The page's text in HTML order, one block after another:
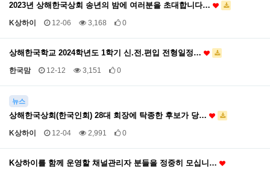
2023년 상해한국상회 송년의 밤에 여러분을 초대합니다…
K상하이 12-06 3,168 0
상해한국학교 2024학년도 1학기 신.전.편입 전형일정…
한국맘 12-12 3,151 0
뉴스
상해한국상회(한국인회) 28대 회장에 탁종한 후보가 당…
K상하이 12-04 2,991 0
K상하이를 함께 운영할 채널관리자 분들을 정중히 모십니…